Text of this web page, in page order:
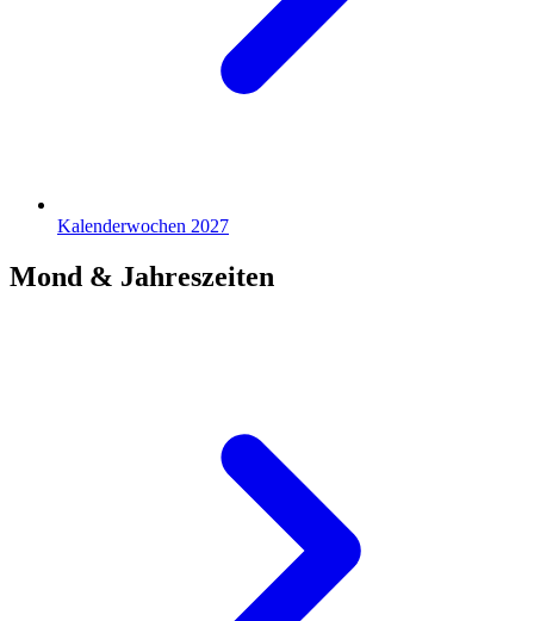
Kalenderwochen 2027
Mond & Jahreszeiten